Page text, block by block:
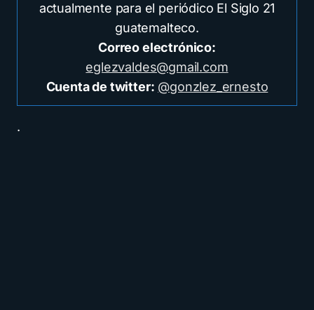
actualmente para el periódico El Siglo 21
guatemalteco.
Correo electrónico:
eglezvaldes@gmail.com
Cuenta de twitter: @gonzlez_ernesto
.